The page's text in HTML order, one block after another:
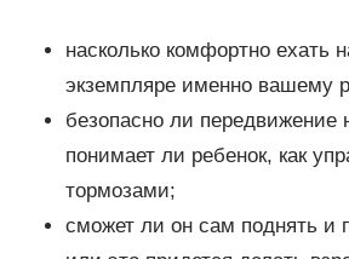
насколько комфортно ехать
экземпляре именно вашему
безопасно ли передвижение
понимает ли ребенок, как
тормозами;
сможет ли он сам поднять и